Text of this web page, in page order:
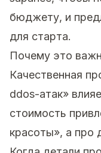
бюджету, и
для старта.
Почему это
Качественная
ddos-атак»
стоимость
красоты», а про